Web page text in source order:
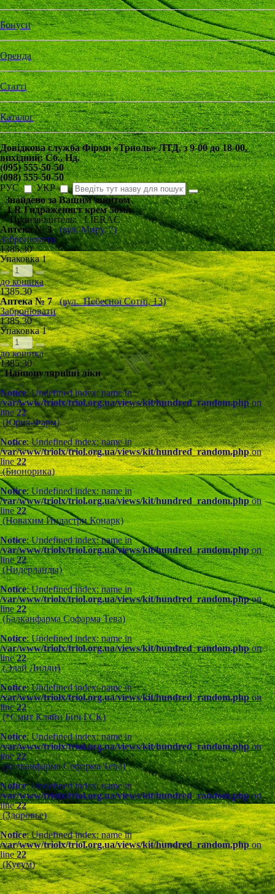
Бонуси
Оренда
Статті
Каталог
Довідкова служба Фірми «Триоль» ЛТД, з9-00до18-00,
вихідний:Сб.,Нд.
(095) 555-50-50
(098) 555-50-50
РУС
УКР
Знайдено за Вашим запитом
LR Гидраженист крем 50мл
Производитель: LIERAC
Аптека № 3
(вул. Миру, 7)
Забронювати
1385.30
Упаковка1
до кошика
1385.30
Аптека № 7
(вул. Небесної Сотні, 13)
Забронювати
1385.30
Упаковка1
до кошика
1385.30
Найпопулярніші ліки
Notice: Undefined index: name in
/var/www/triolx/triol.org.ua/views/kit/hundred_random.phpon
line22
(Юрия-Фарм)
Notice: Undefined index: name in
/var/www/triolx/triol.org.ua/views/kit/hundred_random.phpon
line22
(Бионорика)
Notice: Undefined index: name in
/var/www/triolx/triol.org.ua/views/kit/hundred_random.phpon
line22
(Новахим Индастри Конарк)
Notice: Undefined index: name in
/var/www/triolx/triol.org.ua/views/kit/hundred_random.phpon
line22
(Нидерланды)
Notice: Undefined index: name in
/var/www/triolx/triol.org.ua/views/kit/hundred_random.phpon
line22
(Балканфарма Софарма Тева)
Notice: Undefined index: name in
/var/www/triolx/triol.org.ua/views/kit/hundred_random.phpon
line22
(Элай Лилли)
Notice: Undefined index: name in
/var/www/triolx/triol.org.ua/views/kit/hundred_random.phpon
line22
(*Смит Кляйн Бич ГСК)
Notice: Undefined index: name in
/var/www/triolx/triol.org.ua/views/kit/hundred_random.phpon
line22
(Балканфарма Софарма Тева)
Notice: Undefined index: name in
/var/www/triolx/triol.org.ua/views/kit/hundred_random.phpon
line22
(Здоровье)
Notice: Undefined index: name in
/var/www/triolx/triol.org.ua/views/kit/hundred_random.phpon
line22
(Кусум)